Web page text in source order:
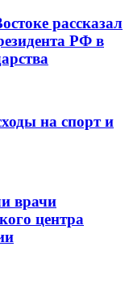
рассказал
РФ в
на спорт и
врачи
центра